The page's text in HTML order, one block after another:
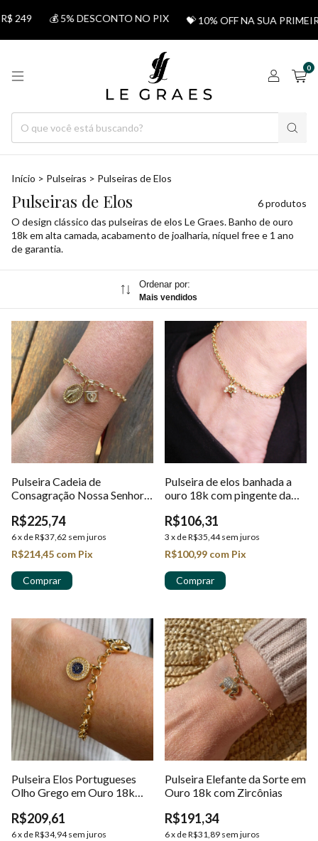
249 💰 5% DESCONTO NO PIX 💝 10% OFF NA SUA
0
Início > Pulseiras > Pulseiras de Elos
Pulseiras de Elos
6 produtos
O design clássico das pulseiras de elos Le Graes. Banho de ouro
18k em alta camada, acabamento de joalharia, níquel free e 1 ano
de garantia.
Ordenar por:
Mais vendidos
Pulseira Cadeia de
Consagração Nossa Senhora
R$225,74
6x deR$37,62 sem juros
R$214,45 com Pix
Pulseira de elos banhada a
ouro 18k com pingente da
R$106,31
3 x deR$35,44 sem juros
R$100,99 com Pix
Pulseira Elos Portugueses
Olho Grego em Ouro 18k
R$209,61
6x deR$34,94 sem juros
Pulseira Elefante da Sorte em
Ouro 18k com Zircônias
R$191,34
6x deR$31,89 sem juros